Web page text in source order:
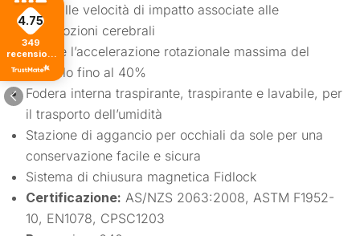
30% alle velocità di impatto associate alle
commozioni cerebrali
Riduce l’accelerazione rotazionale massima del
cervello fino al 40%
Fodera interna traspirante, traspirante e lavabile, per
il trasporto dell’umidità
Stazione di aggancio per occhiali da sole per una
conservazione facile e sicura
Sistema di chiusura magnetica Fidlock
Certificazione: AS/NZS 2063:2008, ASTM F1952-
10, EN1078, CPSC1203
4.75
349
recensioni
di tutti i
tempi